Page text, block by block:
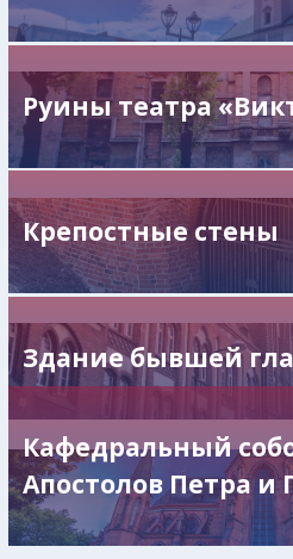
Руины театра
Крепостные стены
Здание бывшей
Кафедральный
Апостолов Петра и